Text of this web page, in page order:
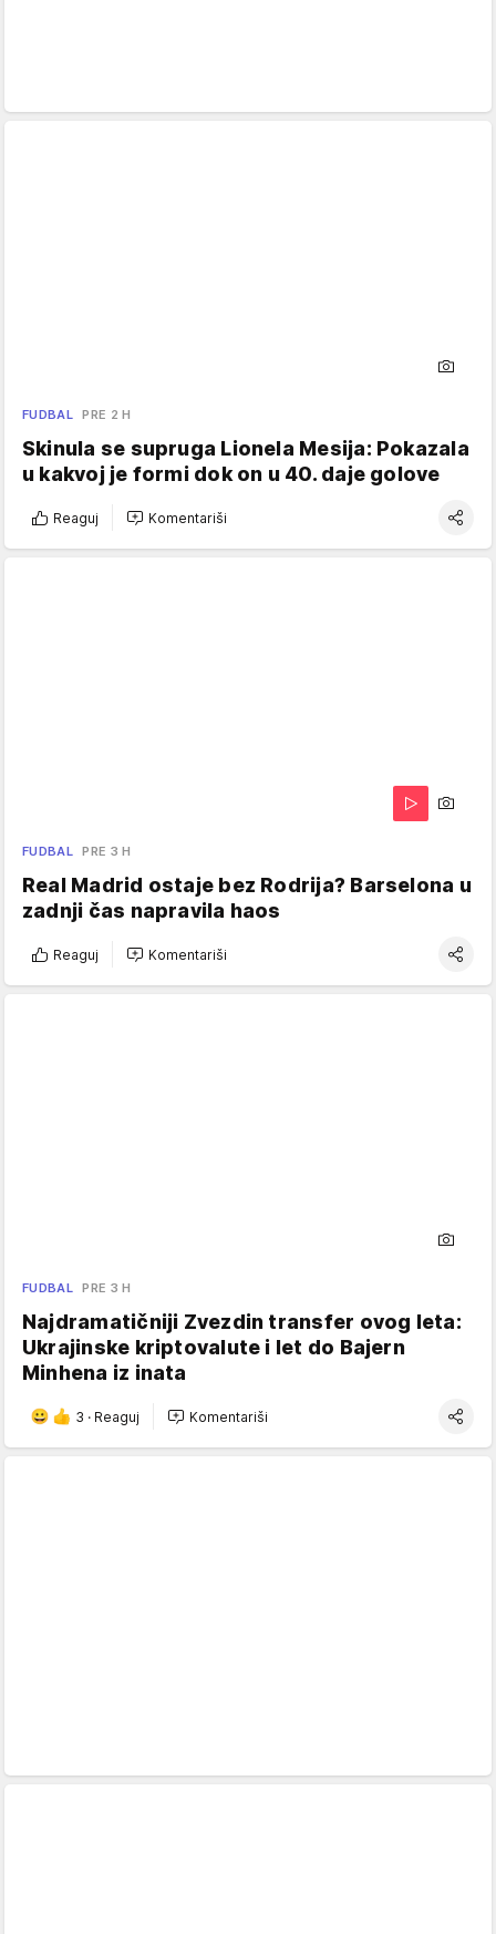
FUDBAL PRE 2 H
Skinula se supruga Lionela Mesija: Pokazala
u kakvoj je formi dok on u 40. daje golove
Reaguj Komentariši
FUDBAL PRE 3 H
Real Madrid ostaje bez Rodrija? Barselona u
zadnji čas napravila haos
Reaguj Komentariši
FUDBAL PRE 3 H
Najdramatičniji Zvezdin transfer ovog leta:
Ukrajinske kriptovalute i let do Bajern
Minhena iz inata
3 · Reaguj Komentariši